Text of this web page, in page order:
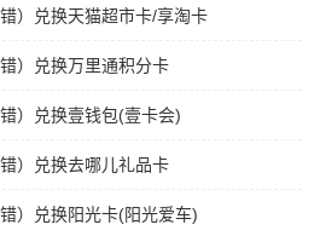
）兑换天猫超市卡/享淘卡
）兑换万里通积分卡
）兑换壹钱包(壹卡会)
）兑换去哪儿礼品卡
）兑换阳光卡(阳光爱车)